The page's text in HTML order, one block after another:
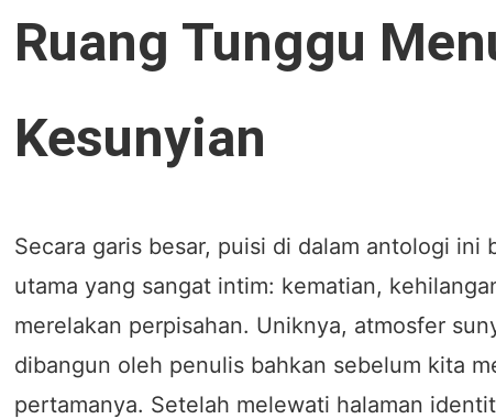
Ruang Tunggu
Kesunyian
Secara garis besar, puisi di dalam antologi ini
utama yang sangat intim: kematian,
merelakan perpisahan. Uniknya, atmosfer
dibangun oleh penulis bahkan sebelum kita
pertamanya. Setelah melewati halaman